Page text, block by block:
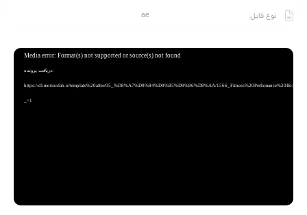
نوع فایل ae
نمایشگر
Media error: Format(s) not supported or source(s) not found
دریافت پرونده:
https://dl.motionlab.ir/template%20after/05_%D8%A7%D9%84%D9%85%D9%86%D8%AA/1566_Fitness%20Perfomance%20Ifo/
_=1